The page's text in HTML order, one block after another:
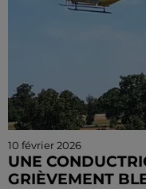
10 février 2026
UNE
GRIÈVEMENT